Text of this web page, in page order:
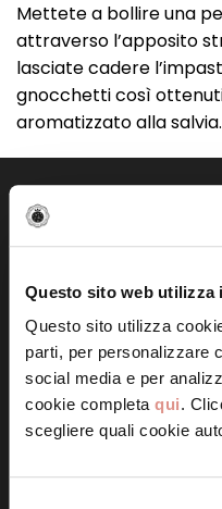
Questo sito web utilizza
Questo sito utilizza
parti, per personalizzare
social media e per
cookie completa qui.
scegliere quali cookie
Mettete a bollire una
attraverso l’apposito
lasciate cadere
gnocchetti così
aromatizzato alla salvia.
Scopri altre
Frittelle alla Mortadella